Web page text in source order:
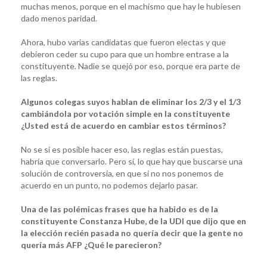
muchas menos, porque en el machismo que hay le hubiesen
dado menos paridad.
Ahora, hubo varias candidatas que fueron electas y que
debieron ceder su cupo para que un hombre entrase a la
constituyente. Nadie se quejó por eso, porque era parte de
las reglas.
Algunos colegas suyos hablan de eliminar los 2/3 y el 1/3
cambiándola por votación simple en la constituyente
¿Usted está de acuerdo en cambiar estos términos?
No se si es posible hacer eso, las reglas están puestas,
habría que conversarlo. Pero sí, lo que hay que buscarse una
solución de controversia, en que si no nos ponemos de
acuerdo en un punto, no podemos dejarlo pasar.
Una de las polémicas frases que ha habido es de la
constituyente Constanza Hube, de la UDI que dijo que en
la elección recién pasada no quería decir que la gente no
quería más AFP ¿Qué le parecieron?